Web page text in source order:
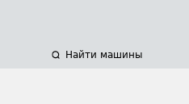
Найти машины